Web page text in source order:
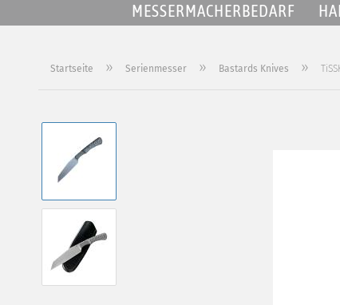
MESSERMACHERBEDARF
Startseite » Serienmesser » Bastards Knives »